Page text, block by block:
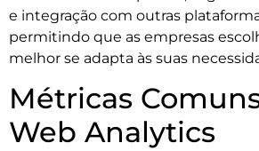
e integração com outras
permitindo que as empresas
melhor se adapta às suas
Métricas
Web Analytics